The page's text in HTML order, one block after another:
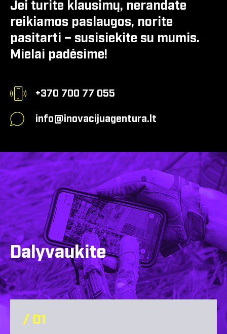
Jei turite klausimų, nerandate
reikiamos paslaugos, norite
pasitarti – susisiekite su mumis.
Mielai padėsime!
+370 700 77 055
info@inovacijuagentura.lt
Dalyvaukite
/ 01